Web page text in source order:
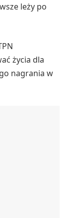
leży po
życia dla
nagrania w